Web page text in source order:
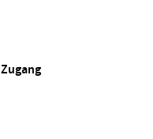
Zugang